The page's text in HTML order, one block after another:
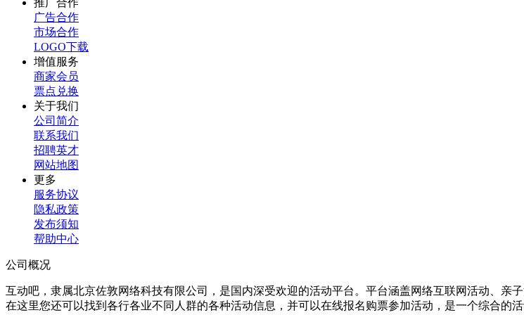
推广合作
广告合作
市场合作
LOGO下载
增值服务
商家会员
票点兑换
关于我们
公司简介
联系我们
招聘英才
网站地图
更多
服务协议
隐私政策
发布须知
帮助中心
公司概况
互动吧，隶属北京佐敦网络科技有限公司，是国内深受欢迎的活动平台。平台涵盖网络互联网活动、亲
在这里您还可以找到各行各业不同人群的各种活动信息，并可以在线报名购票参加活动，是一个综合的活